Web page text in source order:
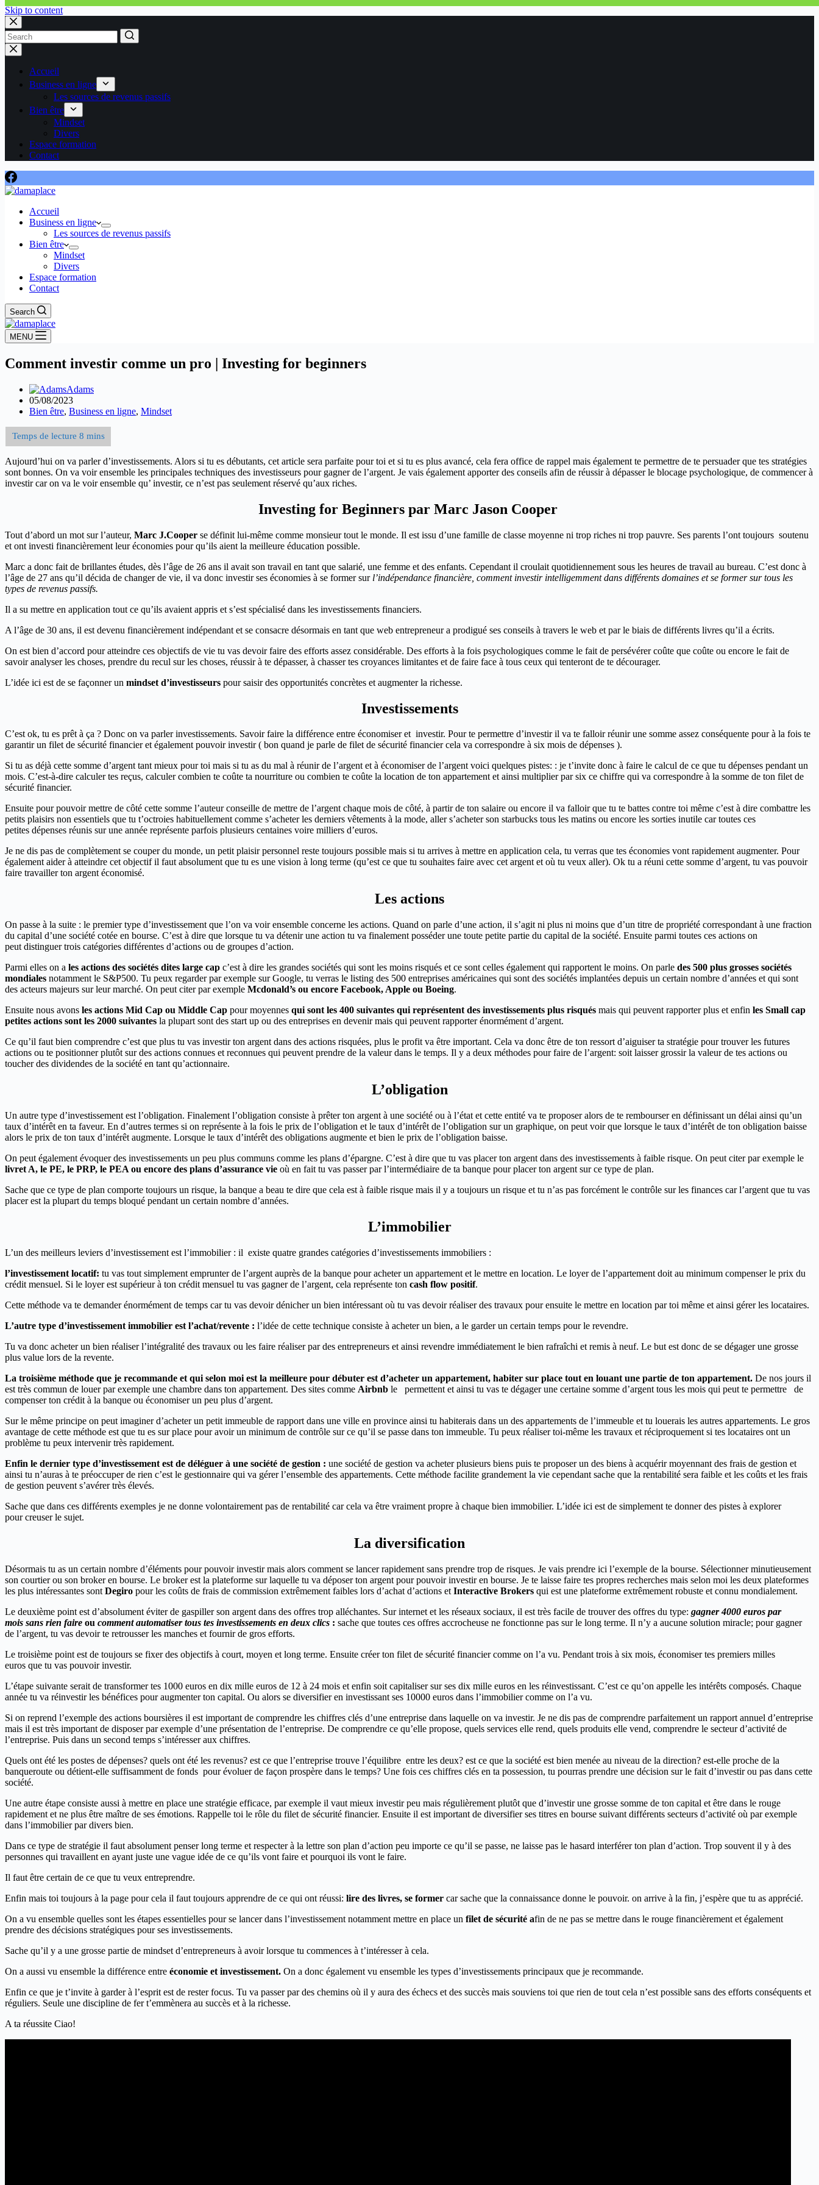
Skip to content
No
results
Accueil
Business en ligne
Les sources de revenus passifs
Bien être
Mindset
Divers
Espace formation
Contact
Accueil
Business en ligne
Les sources de revenus passifs
Bien être
Mindset
Divers
Espace formation
Contact
Search
MENU
Comment investir comme un pro | Investing for beginners
Adams
05/08/2023
Bien être, Business en ligne, Mindset
Aujourd’hui on va parler d’investissements. Alors si tu es débutants, cet article sera parfaite pour toi et si tu es plus avancé, cela fera office de rappel mais également te permettre de te persuader que tes stratégies
sont bonnes. On va voir ensemble les principales techniques des investisseurs pour gagner de l’argent. Je vais également apporter des conseils afin de réussir à dépasser le blocage psychologique, de commencer à
investir car on va le voir ensemble qu’ investir, ce n’est pas seulement réservé qu’aux riches.
Investing for Beginners par Marc Jason Cooper
Tout d’abord un mot sur l’auteur, Marc J.Cooper se définit lui-même comme monsieur tout le monde. Il est issu d’une famille de classe moyenne ni trop riches ni trop pauvre. Ses parents l’ont toujours soutenu
et ont investi financièrement leur économies pour qu’ils aient la meilleure éducation possible.
Marc a donc fait de brillantes études, dès l’âge de 26 ans il avait son travail en tant que salarié, une femme et des enfants. Cependant il croulait quotidiennement sous les heures de travail au bureau. C’est donc à
l’âge de 27 ans qu’il décida de changer de vie, il va donc investir ses économies à se former sur l’indépendance financière, comment investir intelligemment dans différents domaines et se former sur tous les
types de revenus passifs.
Il a su mettre en application tout ce qu’ils avaient appris et s’est spécialisé dans les investissements financiers.
A l’âge de 30 ans, il est devenu financièrement indépendant et se consacre désormais en tant que web entrepreneur a prodigué ses conseils à travers le web et par le biais de différents livres qu’il a écrits.
On est bien d’accord pour atteindre ces objectifs de vie tu vas devoir faire des efforts assez considérable. Des efforts à la fois psychologiques comme le fait de persévérer coûte que coûte ou encore le fait de
savoir analyser les choses, prendre du recul sur les choses, réussir à te dépasser, à chasser tes croyances limitantes et de faire face à tous ceux qui tenteront de te décourager.
L’idée ici est de se façonner un mindset d’investisseurs pour saisir des opportunités concrètes et augmenter la richesse.
Investissements
C’est ok, tu es prêt à ça ? Donc on va parler investissements. Savoir faire la différence entre économiser et investir. Pour te permettre d’investir il va te falloir réunir une somme assez conséquente pour à la fois te
garantir un filet de sécurité financier et également pouvoir investir ( bon quand je parle de filet de sécurité financier cela va correspondre à six mois de dépenses ).
Si tu as déjà cette somme d’argent tant mieux pour toi mais si tu as du mal à réunir de l’argent et à économiser de l’argent voici quelques pistes: : je t’invite donc à faire le calcul de ce que tu dépenses pendant un
mois. C’est-à-dire calculer tes reçus, calculer combien te coûte ta nourriture ou combien te coûte la location de ton appartement et ainsi multiplier par six ce chiffre qui va correspondre à la somme de ton filet de
sécurité financier.
Ensuite pour pouvoir mettre de côté cette somme l’auteur conseille de mettre de l’argent chaque mois de côté, à partir de ton salaire ou encore il va falloir que tu te battes contre toi même c’est à dire combattre les
petits plaisirs non essentiels que tu t’octroies habituellement comme s’acheter les derniers vêtements à la mode, aller s’acheter son starbucks tous les matins ou encore les sorties inutile car toutes ces
petites dépenses réunis sur une année représente parfois plusieurs centaines voire milliers d’euros.
Je ne dis pas de complètement se couper du monde, un petit plaisir personnel reste toujours possible mais si tu arrives à mettre en application cela, tu verras que tes économies vont rapidement augmenter. Pour
également aider à atteindre cet objectif il faut absolument que tu es une vision à long terme (qu’est ce que tu souhaites faire avec cet argent et où tu veux aller). Ok tu a réuni cette somme d’argent, tu vas pouvoir
faire travailler ton argent économisé.
Les actions
On passe à la suite : le premier type d’investissement que l’on va voir ensemble concerne les actions. Quand on parle d’une action, il s’agit ni plus ni moins que d’un titre de propriété correspondant à une fraction
du capital d’une société cotée en bourse. C’est à dire que lorsque tu va détenir une action tu va finalement posséder une toute petite partie du capital de la société. Ensuite parmi toutes ces actions on
peut distinguer trois catégories différentes d’actions ou de groupes d’action.
Parmi elles on a les actions des sociétés dites large cap c’est à dire les grandes sociétés qui sont les moins risqués et ce sont celles également qui rapportent le moins. On parle des 500 plus grosses sociétés
mondiales notamment le S&P500. Tu peux regarder par exemple sur Google, tu verras le listing des 500 entreprises américaines qui sont des sociétés implantées depuis un certain nombre d’années et qui sont
des acteurs majeurs sur leur marché. On peut citer par exemple Mcdonald’s ou encore Facebook, Apple ou Boeing.
Ensuite nous avons les actions Mid Cap ou Middle Cap pour moyennes qui sont les 400 suivantes qui représentent des investissements plus risqués mais qui peuvent rapporter plus et enfin les Small cap
petites actions sont les 2000 suivantes la plupart sont des start up ou des entreprises en devenir mais qui peuvent rapporter énormément d’argent.
Ce qu’il faut bien comprendre c’est que plus tu vas investir ton argent dans des actions risquées, plus le profit va être important. Cela va donc être de ton ressort d’aiguiser ta stratégie pour trouver les futures
actions ou te positionner plutôt sur des actions connues et reconnues qui peuvent prendre de la valeur dans le temps. Il y a deux méthodes pour faire de l’argent: soit laisser grossir la valeur de tes actions ou
toucher des dividendes de la société en tant qu’actionnaire.
L’obligation
Un autre type d’investissement est l’obligation. Finalement l’obligation consiste à prêter ton argent à une société ou à l’état et cette entité va te proposer alors de te rembourser en définissant un délai ainsi qu’un
taux d’intérêt en ta faveur. En d’autres termes si on représente à la fois le prix de l’obligation et le taux d’intérêt de l’obligation sur un graphique, on peut voir que lorsque le taux d’intérêt de ton obligation baisse
alors le prix de ton taux d’intérêt augmente. Lorsque le taux d’intérêt des obligations augmente et bien le prix de l’obligation baisse.
On peut également évoquer des investissements un peu plus communs comme les plans d’épargne. C’est à dire que tu vas placer ton argent dans des investissements à faible risque. On peut citer par exemple le
livret A, le PE, le PRP, le PEA ou encore des plans d’assurance vie où en fait tu vas passer par l’intermédiaire de ta banque pour placer ton argent sur ce type de plan.
Sache que ce type de plan comporte toujours un risque, la banque a beau te dire que cela est à faible risque mais il y a toujours un risque et tu n’as pas forcément le contrôle sur les finances car l’argent que tu vas
placer est la plupart du temps bloqué pendant un certain nombre d’années.
L’immobilier
L’un des meilleurs leviers d’investissement est l’immobilier : il existe quatre grandes catégories d’investissements immobiliers :
l’investissement locatif: tu vas tout simplement emprunter de l’argent auprès de la banque pour acheter un appartement et le mettre en location. Le loyer de l’appartement doit au minimum compenser le prix du
crédit mensuel. Si le loyer est supérieur à ton crédit mensuel tu vas gagner de l’argent, cela représente ton cash flow positif.
Cette méthode va te demander énormément de temps car tu vas devoir dénicher un bien intéressant où tu vas devoir réaliser des travaux pour ensuite le mettre en location par toi même et ainsi gérer les locataires.
L’autre type d’investissement immobilier est l’achat/revente : l’idée de cette technique consiste à acheter un bien, a le garder un certain temps pour le revendre.
Tu va donc acheter un bien réaliser l’intégralité des travaux ou les faire réaliser par des entrepreneurs et ainsi revendre immédiatement le bien rafraîchi et remis à neuf. Le but est donc de se dégager une grosse
plus value lors de la revente.
La troisième méthode que je recommande et qui selon moi est la meilleure pour débuter est d’acheter un appartement, habiter sur place tout en louant une partie de ton appartement. De nos jours il
est très commun de louer par exemple une chambre dans ton appartement. Des sites comme Airbnb le permettent et ainsi tu vas te dégager une certaine somme d’argent tous les mois qui peut te permettre de
compenser ton crédit à la banque ou économiser un peu plus d’argent.
Sur le même principe on peut imaginer d’acheter un petit immeuble de rapport dans une ville en province ainsi tu habiterais dans un des appartements de l’immeuble et tu louerais les autres appartements. Le gros
avantage de cette méthode est que tu es sur place pour avoir un minimum de contrôle sur ce qu’il se passe dans ton immeuble. Tu peux réaliser toi-même les travaux et réciproquement si tes locataires ont un
problème tu peux intervenir très rapidement.
Enfin le dernier type d’investissement est de déléguer à une société de gestion : une société de gestion va acheter plusieurs biens puis te proposer un des biens à acquérir moyennant des frais de gestion et
ainsi tu n’auras à te préoccuper de rien c’est le gestionnaire qui va gérer l’ensemble des appartements. Cette méthode facilite grandement la vie cependant sache que la rentabilité sera faible et les coûts et les frais
de gestion peuvent s’avérer très élevés.
Sache que dans ces différents exemples je ne donne volontairement pas de rentabilité car cela va être vraiment propre à chaque bien immobilier. L’idée ici est de simplement te donner des pistes à explorer
pour creuser le sujet.
La diversification
Désormais tu as un certain nombre d’éléments pour pouvoir investir mais alors comment se lancer rapidement sans prendre trop de risques. Je vais prendre ici l’exemple de la bourse. Sélectionner minutieusement
son courtier ou son broker en bourse. Le broker est la plateforme sur laquelle tu va déposer ton argent pour pouvoir investir en bourse. Je te laisse faire tes propres recherches mais selon moi les deux plateformes
les plus intéressantes sont Degiro pour les coûts de frais de commission extrêmement faibles lors d’achat d’actions et Interactive Brokers qui est une plateforme extrêmement robuste et connu mondialement.
Le deuxième point est d’absolument éviter de gaspiller son argent dans des offres trop alléchantes. Sur internet et les réseaux sociaux, il est très facile de trouver des offres du type: gagner 4000 euros par
mois sans rien faire ou comment automatiser tous tes investissements en deux clics : sache que toutes ces offres accrocheuse ne fonctionne pas sur le long terme. Il n’y a aucune solution miracle; pour gagner
de l’argent, tu vas devoir te retrousser les manches et fournir de gros efforts.
Le troisième point est de toujours se fixer des objectifs à court, moyen et long terme. Ensuite créer ton filet de sécurité financier comme on l’a vu. Pendant trois à six mois, économiser tes premiers milles
euros que tu vas pouvoir investir.
L’étape suivante serait de transformer tes 1000 euros en dix mille euros de 12 à 24 mois et enfin soit capitaliser sur ses dix mille euros en les réinvestissant. C’est ce qu’on appelle les intérêts composés. Chaque
année tu va réinvestir les bénéfices pour augmenter ton capital. Ou alors se diversifier en investissant ses 10000 euros dans l’immobilier comme on l’a vu.
Si on reprend l’exemple des actions boursières il est important de comprendre les chiffres clés d’une entreprise dans laquelle on va investir. Je ne dis pas de comprendre parfaitement un rapport annuel d’entreprise
mais il est très important de disposer par exemple d’une présentation de l’entreprise. De comprendre ce qu’elle propose, quels services elle rend, quels produits elle vend, comprendre le secteur d’activité de
l’entreprise. Puis dans un second temps s’intéresser aux chiffres.
Quels ont été les postes de dépenses? quels ont été les revenus? est ce que l’entreprise trouve l’équilibre entre les deux? est ce que la société est bien menée au niveau de la direction? est-elle proche de la
banqueroute ou détient-elle suffisamment de fonds pour évoluer de façon prospère dans le temps? Une fois ces chiffres clés en ta possession, tu pourras prendre une décision sur le fait d’investir ou pas dans cette
société.
Une autre étape consiste aussi à mettre en place une stratégie efficace, par exemple il vaut mieux investir peu mais régulièrement plutôt que d’investir une grosse somme de ton capital et être dans le rouge
rapidement et ne plus être maître de ses émotions. Rappelle toi le rôle du filet de sécurité financier. Ensuite il est important de diversifier ses titres en bourse suivant différents secteurs d’activité où par exemple
dans l’immobilier par divers bien.
Dans ce type de stratégie il faut absolument penser long terme et respecter à la lettre son plan d’action peu importe ce qu’il se passe, ne laisse pas le hasard interférer ton plan d’action. Trop souvent il y à des
personnes qui travaillent en ayant juste une vague idée de ce qu’ils vont faire et pourquoi ils vont le faire.
Il faut être certain de ce que tu veux entreprendre.
Enfin mais toi toujours à la page pour cela il faut toujours apprendre de ce qui ont réussi: lire des livres, se former car sache que la connaissance donne le pouvoir. on arrive à la fin, j’espère que tu as apprécié.
On a vu ensemble quelles sont les étapes essentielles pour se lancer dans l’investissement notamment mettre en place un filet de sécurité afin de ne pas se mettre dans le rouge financièrement et également
prendre des décisions stratégiques pour ses investissements.
Sache qu’il y a une grosse partie de mindset d’entrepreneurs à avoir lorsque tu commences à t’intéresser à cela.
On a aussi vu ensemble la différence entre économie et investissement. On a donc également vu ensemble les types d’investissements principaux que je recommande.
Enfin ce que je t’invite à garder à l’esprit est de rester focus. Tu va passer par des chemins où il y aura des échecs et des succès mais souviens toi que rien de tout cela n’est possible sans des efforts conséquents et
réguliers. Seule une discipline de fer t’emmènera au succès et à la richesse.
A ta réussite Ciao!